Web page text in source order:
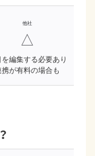
△
編集する必要あり
が有料の場合も